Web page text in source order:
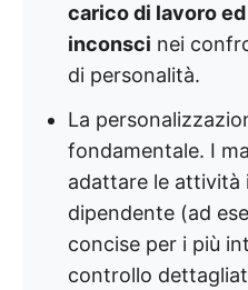
carico di lavoro
inconsci nei
di personalità.
La
fondamentale. I
adattare le attività
dipendente (ad
concise per i più
controllo